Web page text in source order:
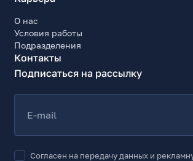
О нас
Условия работы
Подразделения
Контакты
Подписаться на рассылку
E-mail
Согласен на передачу данных и